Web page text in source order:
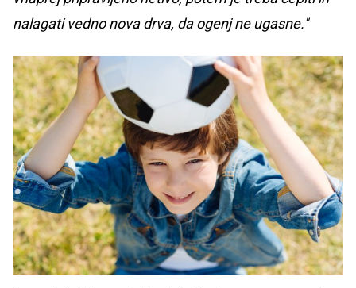
nalagati vedno nova drva, da ogenj ne ugasne."